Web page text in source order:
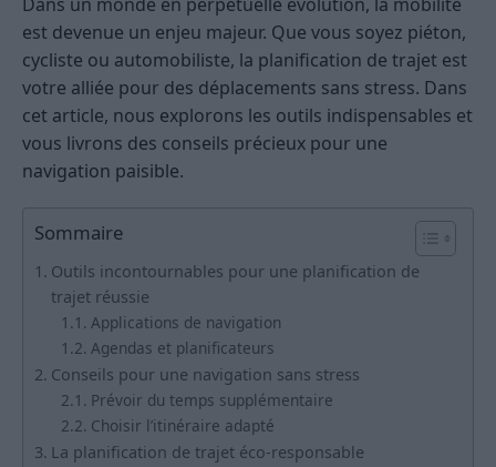
est devenue un enjeu majeur. Que vous soyez piéton,
cycliste ou automobiliste, la planification de trajet est
votre alliée pour des déplacements sans stress. Dans
cet article, nous explorons les outils indispensables et
vous livrons des conseils précieux pour une
navigation paisible.
Sommaire
Outils incontournables pour une planification de
trajet réussie
Applications de navigation
Agendas et planificateurs
Conseils pour une navigation sans stress
Prévoir du temps supplémentaire
Choisir l’itinéraire adapté
La planification de trajet éco-responsable